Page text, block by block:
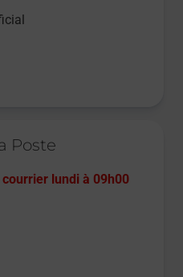
Poste
courrier lundi à 09h00